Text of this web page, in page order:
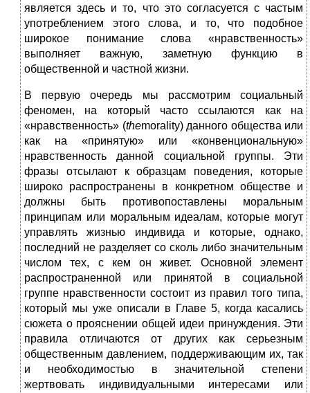
является здесь и то, что это согласуется с частым
употреблением этого слова, и то, что подобное
широкое понимание слова «нравственность»
выполняет важную, заметную функцию в
общественной и частной жизни.
В первую очередь мы рассмотрим социальный
феномен, на который часто ссылаются как на
«нравственность» (themorality) данного общества или
как на «принятую» или «конвенциональную»
нравственность данной социальной группы. Эти
фразы отсылают к образцам поведения, которые
широко распространены в конкретном обществе и
должны быть противопоставлены моральным
принципам или моральным идеалам, которые могут
управлять жизнью индивида и которые, однако,
последний не разделяет со сколь либо значительным
числом тех, с кем он живет. Основной элемент
распространенной или принятой в социальной
группе нравственности состоит из правил того типа,
который мы уже описали в Главе 5, когда касались
сюжета о прояснении общей идеи принуждения. Эти
правила отличаются от других как серьезным
общественным давлением, поддерживающим их, так
и необходимостью в значительной степени
жертвовать индивидуальными интересами или